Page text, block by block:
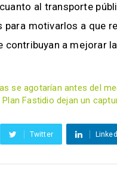
al transporte
para motivarlos a que
contribuyan a mejorar
se agotarían antes del
Plan Fastidio dejan un
Twitter